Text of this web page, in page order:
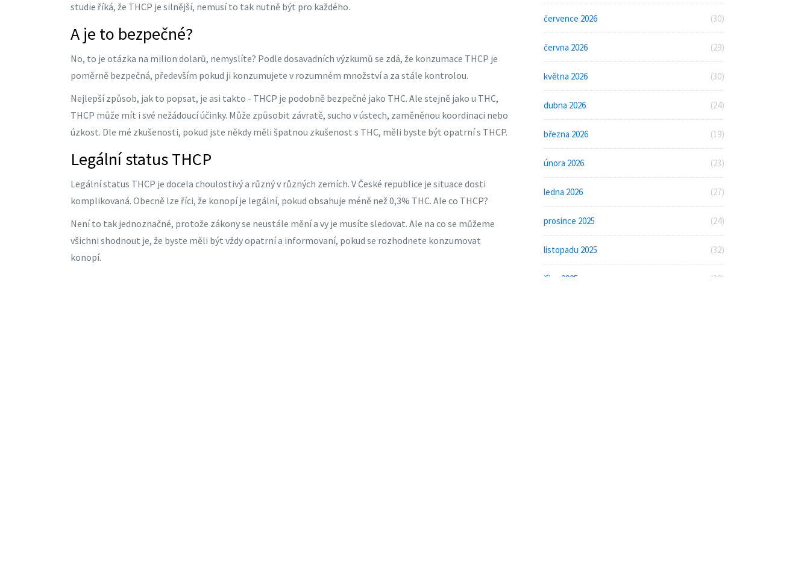
studie říká, že THCP je silnější, nemusí to tak nutně být pro každého.
A je to bezpečné?
No, to je otázka na milion dolarů, nemyslíte? Podle dosavadních výzkumů se zdá, že konzumace THCP je
poměrně bezpečná, především pokud ji konzumujete v rozumném množství a za stále kontrolou.
Nejlepší způsob, jak to popsat, je asi takto - THCP je podobně bezpečné jako THC. Ale stejně jako u THC,
THCP může mít i své nežádoucí účinky. Může způsobit závratě, sucho v ústech, zaměněnou koordinaci nebo
úzkost. Dle mé zkušenosti, pokud jste někdy měli špatnou zkušenost s THC, měli byste být opatrní s THCP.
Legální status THCP
Legální status THCP je docela choulostivý a různý v různých zemích. V České republice je situace dosti
komplikovaná. Obecně lze říci, že konopí je legální, pokud obsahuje méně než 0,3% THC. Ale co THCP?
Není to tak jednoznačné, protože zákony se neustále mění a vy je musíte sledovat. Ale na co se můžeme
všichni shodnout je, že byste měli být vždy opatrní a informovaní, pokud se rozhodnete konzumovat
konopí.
července 2026 (30)
června 2026 (29)
května 2026 (30)
dubna 2026 (24)
března 2026 (19)
února 2026 (23)
ledna 2026 (27)
prosince 2025 (24)
listopadu 2025 (32)
října 2025 (30)